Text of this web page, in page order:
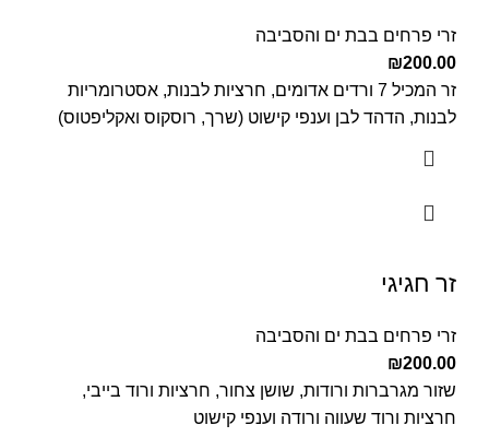
זרי פרחים בבת ים והסביבה
₪200.00
זר המכיל 7 ורדים אדומים, חרציות לבנות, אסטרומריות
לבנות, הדהד לבן וענפי קישוט (שרך, רוסקוס ואקליפטוס)
זר חגיגי
זרי פרחים בבת ים והסביבה
₪200.00
שזור מגרברות ורודות, שושן צחור, חרציות ורוד בייבי,
חרציות ורוד שעווה ורודה וענפי קישוט